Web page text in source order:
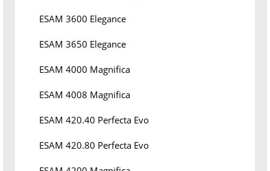
ESAM 3600 Elegance
ESAM 3650 Elegance
ESAM 4000 Magnifica
ESAM 4008 Magnifica
ESAM 420.40 Perfecta Evo
ESAM 420.80 Perfecta Evo